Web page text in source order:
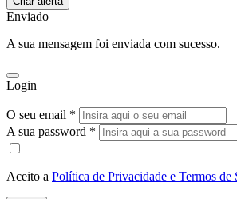
Enviado
A sua mensagem foi enviada com sucesso.
Login
O seu email *
A sua password *
Aceito a Política de Privacidade e Termos de